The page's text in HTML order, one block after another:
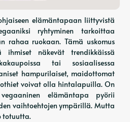
elämäntapaan liittyvistä
ryhtyminen tarkoittaa
rahaa ruokaan. Tämä uskomus
näkevät trendikkäissä
tai sosiaalisessa
hampurilaiset, maidottomat
voivat olla hintalapuilla. On
elämäntapa pyörii
vaihtoehtojen ympärillä. Mutta
totuutta.